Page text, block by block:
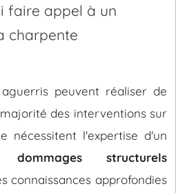
faire appel à un
charpente
peuvent réaliser de
des interventions sur
nécessitent l'expertise d'un
dommages structurels
connaissances approfondies